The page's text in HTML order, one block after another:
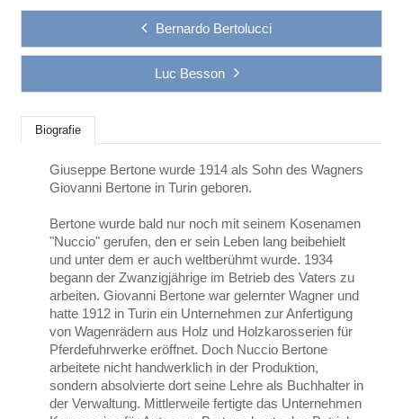
Bernardo Bertolucci
Luc Besson
Biografie
Giuseppe Bertone wurde 1914 als Sohn des Wagners
Giovanni Bertone in Turin geboren.
Bertone wurde bald nur noch mit seinem Kosenamen
"Nuccio" gerufen, den er sein Leben lang beibehielt
und unter dem er auch weltberühmt wurde. 1934
begann der Zwanzigjährige im Betrieb des Vaters zu
arbeiten. Giovanni Bertone war gelernter Wagner und
hatte 1912 in Turin ein Unternehmen zur Anfertigung
von Wagenrädern aus Holz und Holzkarosserien für
Pferdefuhrwerke eröffnet. Doch Nuccio Bertone
arbeitete nicht handwerklich in der Produktion,
sondern absolvierte dort seine Lehre als Buchhalter in
der Verwaltung. Mittlerweile fertigte das Unternehmen